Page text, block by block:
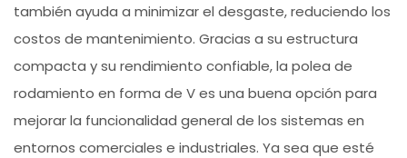
también ayuda a minimizar el desgaste, reduciendo los
costos de mantenimiento. Gracias a su estructura
compacta y su rendimiento confiable, la polea de
rodamiento en forma de V es una buena opción para
mejorar la funcionalidad general de los sistemas en
entornos comerciales e industriales. Ya sea que esté